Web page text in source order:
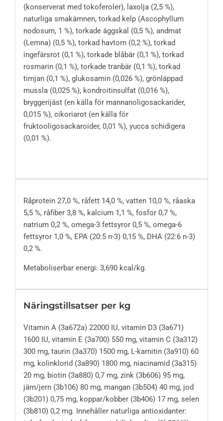
(konserverat med tokoferoler), laxolja (2,5 %),
naturliga smakämnen, torkad kelp (Ascophyllum
nodosum, 1 %), torkade äggskal (0,5 %), andmat
(Lemna) (0,5 %), torkad havtorn (0,2 %), torkad
ingefärsrot (0,1 %), torkade blåbär (0,1 %), torkad
rosmarin (0,1 %), torkade tranbär (0,1 %), torkad
timjan (0,1 %), glukosamin (0,026 %), grönläppad
mussla (0,025 %), kondroitinsulfat (0,016 %),
bryggerijäst (en källa för mannanoligosackarider,
0,015 %), cikoriarot (en källa för
fruktooligosackaroider, 0,01 %), yucca schidigera
(0,01 %).
Råprotein 27,0 %, råfett 14,0 %, vatten 10,0 %, råaska
5,5 %, råfiber 3,8 %, kalcium 1,1 %, fosfor 0,7 %,
natrium 0,2 %, omega-3 fettsyror 0,5 %, omega-6
fettsyror 1,0 %, EPA (20:5 n-3) 0,15 %, DHA (22:6 n-3)
0,2 %.
Metaboliserbar energi: 3,690 kcal/kg.
Näringstillsatser per kg
Vitamin A (3a672a) 22000 IU, vitamin D3 (3a671)
1600 IU, vitamin E (3a700) 550 mg, vitamin C (3a312)
300 mg, taurin (3a370) 1500 mg, L-karnitin (3a910) 60
mg, kolinklorid (3a890) 1800 mg, niacinamid (3a315)
20 mg, biotin (3a880) 0,7 mg, zink (3b606) 95 mg,
järn/jern (3b106) 80 mg, mangan (3b504) 40 mg, jod
(3b201) 0,75 mg, koppar/kobber (3b406) 17 mg, selen
(3b810) 0,2 mg. Innehåller naturliga antioxidanter: